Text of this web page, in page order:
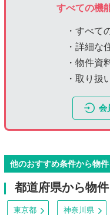
すべての機
・すべて
・詳細な
・物件資
・取り扱
会
他のおすすめ条件から物
都道府県から物
東京都 神奈川県